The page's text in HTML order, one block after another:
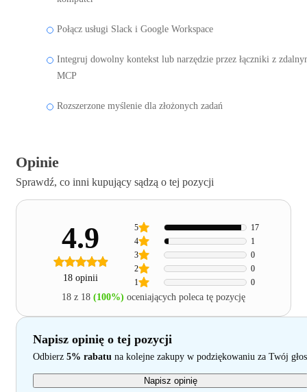
Połącz usługi Slack i Google Workspace
Integruj dowolny kontekst lub narzędzie przez łączniki z
MCP
Rozszerzone myślenie dla złożonych zadań
Opinie
Sprawdź, co inni kupujący sądzą o tej pozycji
4.9
18 opinii 1 0
2 0
3 0
4 1
5 17
18 z 18 (100%) oceniających poleca tę pozycję
Napisz opinię o tej pozycji
Odbierz 5% rabatu na kolejne zakupy w podziękowaniu za Twój głos
Napisz opinię